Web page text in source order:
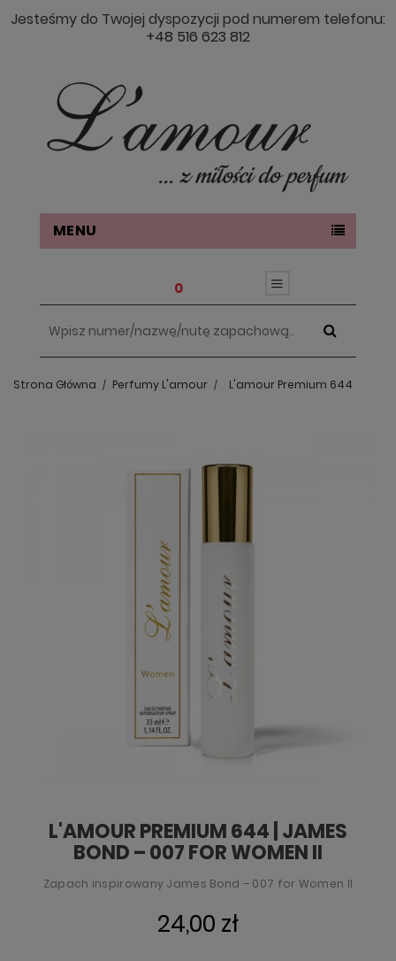
Jesteśmy do Twojej dyspozycji pod numerem telefonu:
+48 516 623 812
MENU
0
Strona Główna Perfumy L'amour L'amour Premium 644
L'AMOUR PREMIUM 644 | JAMES
BOND – 007 FOR WOMEN II
Zapach inspirowany James Bond – 007 for Women II
24,00 zł